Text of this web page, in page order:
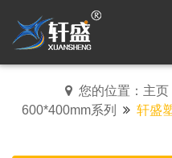
您的位置：主页
600*400mm系列
轩盛